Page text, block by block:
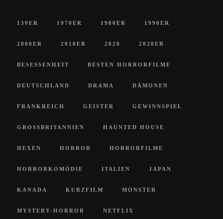
139ER 1970ER 1980ER 1990ER
2000ER 2010ER 2020 2020ER
BESESSENHEIT BESTEN HORRORFILME
DEUTSCHLAND DRAMA DÄMONEN
FRANKREICH GEISTER GEWINNSPIEL
GROSSBRITANNIEN HAUNTED HOUSE
HEXEN HORROR HORRORFILME
HORRORKOMÖDIE ITALIEN JAPAN
KANADA KURZFILM MONSTER
MYSTERY-HORROR NETFLIX